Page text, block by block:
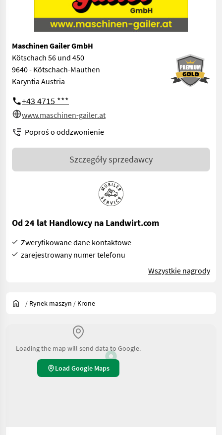
Maschinen Gailer GmbH
Kötschach 56 und 450
9640 - Kötschach-Mauthen
Karyntia Austria
+43 4715 ***
www.maschinen-gailer.at
Poproś o oddzwonienie
Szczegóły sprzedawcy
Od 24 lat Handlowcy na Landwirt.com
Zweryfikowane dane kontaktowe
zarejestrowany numer telefonu
Wszystkie nagrody
/ Rynek maszyn / Krone
Loading the map will send data to Google.
Load Google Maps